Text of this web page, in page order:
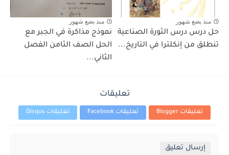
منذ بضع شهور
حل درس درس الثورة الصناعية
تنطلق من إنكلترا في التاريخ...
منذ بضع شهور
نموذج مذاكرة في الجبر مع
الحل الصف الثامن الفصل
الثاني...
تعليقات
تعليقات Blogger تعليقات Facebook تعليقات Disqus
إرسال تعليق